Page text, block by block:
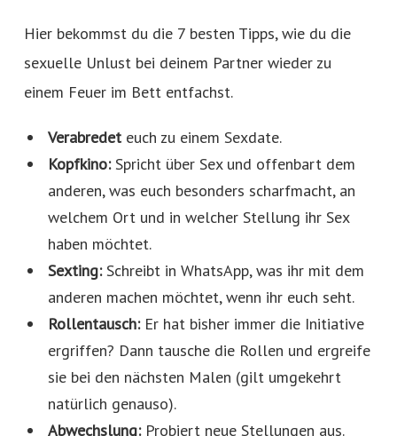
Hier bekommst du die 7 besten Tipps, wie du die
sexuelle Unlust bei deinem Partner wieder zu
einem Feuer im Bett entfachst.
Verabredet euch zu einem Sexdate.
Kopfkino: Spricht über Sex und offenbart dem
anderen, was euch besonders scharfmacht, an
welchem Ort und in welcher Stellung ihr Sex
haben möchtet.
Sexting: Schreibt in WhatsApp, was ihr mit dem
anderen machen möchtet, wenn ihr euch seht.
Rollentausch:Er hat bisher immer die Initiative
ergriffen? Dann tausche die Rollen und ergreife
sie bei den nächsten Malen (gilt umgekehrt
natürlich genauso).
Abwechslung: Probiert neue Stellungen aus.